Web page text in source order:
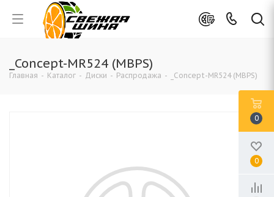
_Concept-MR524 (MBPS)
Главная - Каталог - Диски - Распродажа - _Concept-MR524 (MBPS)
0
0